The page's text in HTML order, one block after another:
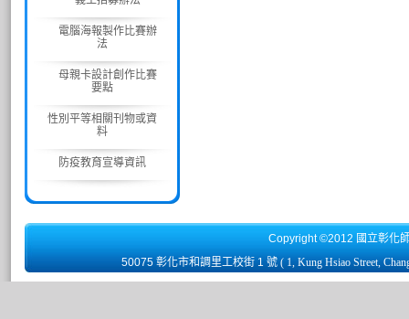
電腦海報製作比賽辦
法
母親卡設計創作比賽
要點
性別平等相關刊物或資
料
防疫教育宣導資訊
Copyright ©2012 國立彰化
50075 彰化市和調里工校街 1 號 ( 1, Kung Hsiao Street,